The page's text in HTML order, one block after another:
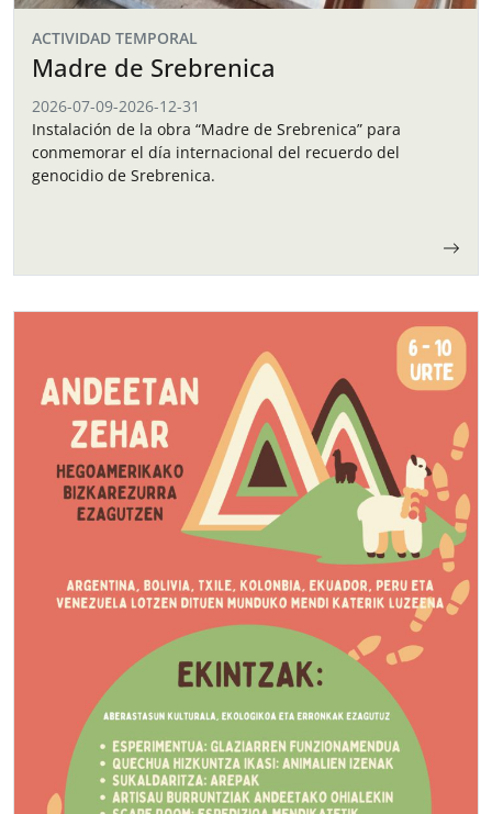
ACTIVIDAD TEMPORAL
Madre de Srebrenica
2026-07-09-2026-12-31
Instalación de la obra “Madre de Srebrenica” para
conmemorar el día internacional del recuerdo del
genocidio de Srebrenica.